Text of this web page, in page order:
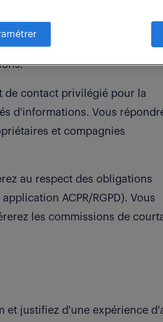
ouvrage (DO). Cela inclut la
d'appels d'offres, la
responsable de la
de contact privilégié pour la
d'informations. Vous
et compagnies
au respect des obligations
ACPR/RGPD). Vous
les commissions de
et justifiez d'une expérience